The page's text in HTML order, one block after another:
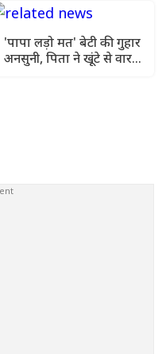
'पापा लड़ो मत' बेटी की गुहार
अनसुनी, पिता ने खूंटे से वार